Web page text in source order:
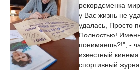
рекордсменка
у Вас жизнь не
удалась, Просто
Полностью!
понимаешь?!", -
известный
спортивный